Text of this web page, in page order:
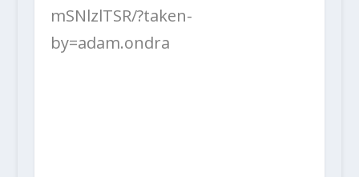
mSNlzlTSR/?taken-
by=adam.ondra